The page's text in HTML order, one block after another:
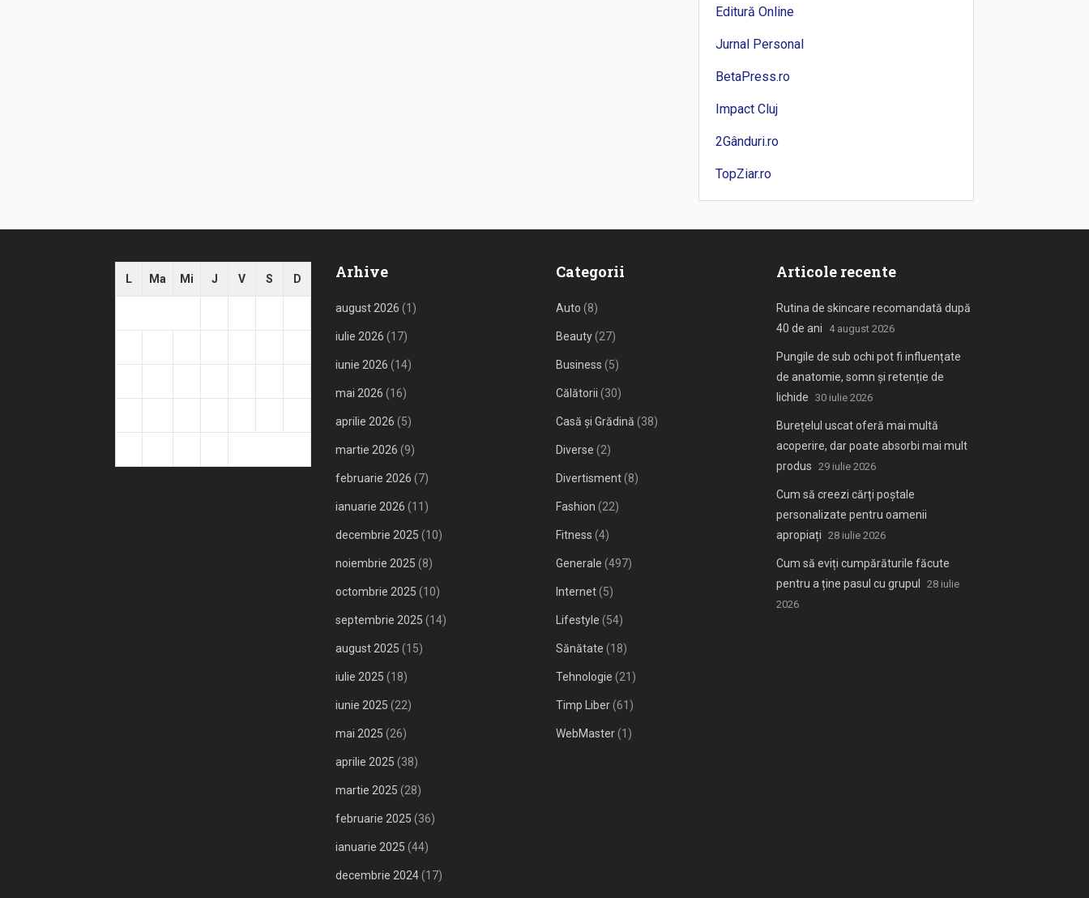
Editură Online
Jurnal Personal
BetaPress.ro
Impact Cluj
2Gânduri.ro
TopZiar.ro
L Ma Mi J V S D Arhive
august 2026 (1)
iulie 2026 (17)
iunie 2026 (14)
mai 2026 (16)
aprilie 2026 (5)
martie 2026 (9)
februarie 2026 (7)
ianuarie 2026 (11)
decembrie 2025 (10)
noiembrie 2025 (8)
octombrie 2025 (10)
septembrie 2025 (14)
august 2025 (15)
iulie 2025 (18)
iunie 2025 (22)
mai 2025 (26)
aprilie 2025 (38)
martie 2025 (28)
februarie 2025 (36)
ianuarie 2025 (44)
decembrie 2024(17)
Categorii
Auto (8)
Beauty(27)
Business (5)
Călătorii (30)
Casă și Grădină (38)
Diverse (2)
Divertisment(8)
Fashion (22)
Fitness (4)
Generale (497)
Internet(5)
Lifestyle (54)
Sănătate (18)
Tehnologie (21)
Timp Liber(61)
WebMaster(1)
Articole recente
Rutina de skincare recomandată după
40 de ani
4 august 2026
Pungile de sub ochi pot fi influențate
de anatomie, somn și retenție de
lichide 30 iulie 2026
Burețelul uscat oferă mai multă
acoperire, dar poate absorbi mai mult
produs 29 iulie 2026
Cum să creezi cărți poștale
personalizate pentru oamenii
apropiați 28 iulie 2026
Cum să eviți cumpărăturile făcute
pentru a ține pasul cu grupul
28 iulie
2026